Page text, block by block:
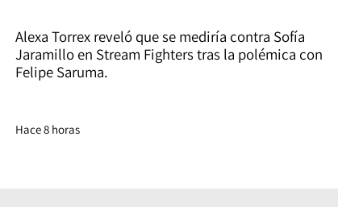
Alexa Torrex reveló que se mediría contra Sofía
Jaramillo en Stream Fighters tras la polémica con
Felipe Saruma.
Hace 8 horas